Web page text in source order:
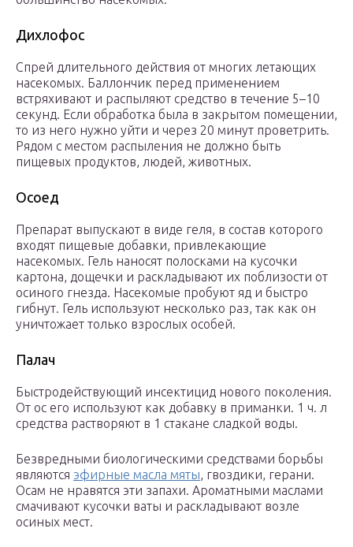
Дихлофос
Спрей длительного действия от многих летающих
насекомых. Баллончик перед применением
встряхивают и распыляют средство в течение 5–10
секунд. Если обработка была в закрытом помещении,
то из него нужно уйти и через 20 минут проветрить.
Рядом с местом распыления не должно быть
пищевых продуктов, людей, животных.
Осоед
Препарат выпускают в виде геля, в состав которого
входят пищевые добавки, привлекающие
насекомых. Гель наносят полосками на кусочки
картона, дощечки и раскладывают их поблизости от
осиного гнезда. Насекомые пробуют яд и быстро
гибнут. Гель используют несколько раз, так как он
уничтожает только взрослых особей.
Палач
Быстродействующий инсектицид нового поколения.
От ос его используют как добавку в приманки. 1 ч. л
средства растворяют в 1 стакане сладкой воды.
Безвредными биологическими средствами борьбы
являются эфирные масла мяты, гвоздики, герани.
Осам не нравятся эти запахи. Ароматными маслами
смачивают кусочки ваты и раскладывают возле
осиных мест.